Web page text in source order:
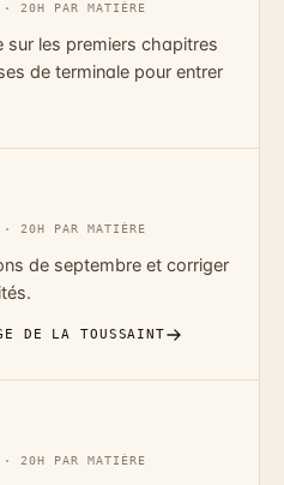
· 20H PAR MATIÈRE
sur les premiers chapitres
de terminale pour entrer
· 20H PAR MATIÈRE
de septembre et corriger
DE LA TOUSSAINT
· 20H PAR MATIÈRE